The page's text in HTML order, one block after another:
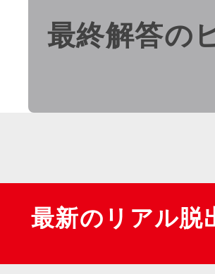
最終解答の
最新のリアル脱